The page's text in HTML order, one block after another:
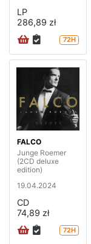
LP
286,89 zł
72H
FALCO
Junge Roemer
(2CD deluxe
edition)
19.04.2024
CD
74,89 zł
72H